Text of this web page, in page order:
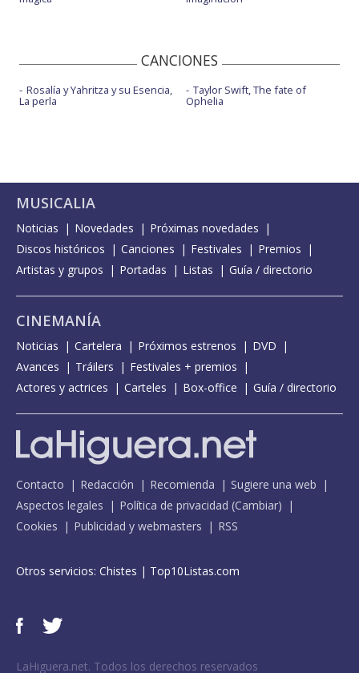
CANCIONES
Rosalía y Yahritza y su Esencia,
La perla
Taylor Swift, The fate of
Ophelia
MUSICALIA
Noticias Novedades
Próximas novedades
Discos históricos
Canciones Festivales
Premios
Artistas y grupos
Portadas Listas Guía / directorio
CINEMANÍA
Noticias Cartelera Próximos estrenos
DVD
Avances
Tráilers
Festivales + premios
Actores y actrices
Carteles Box-office Guía / directorio
Contacto Redacción Recomienda
Sugiere una web
Aspectos legales
Política de privacidad (Cambiar)
Cookies
Publicidad y webmasters RSS
Otros servicios: Chistes | Top10Listas.com
LaHiguera.net. Todos los derechos reservados